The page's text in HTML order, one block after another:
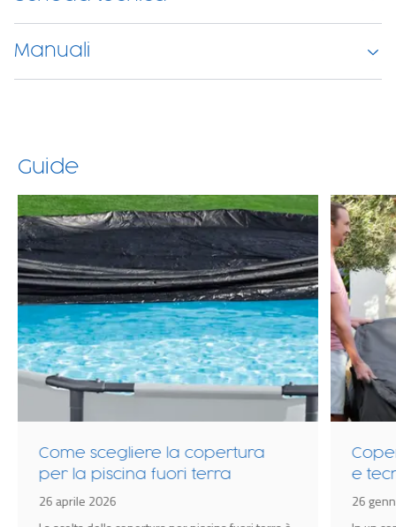
Manuali
Guide
Come scegliere la copertura
per la piscina fuori terra
26 aprile 2026
e
26